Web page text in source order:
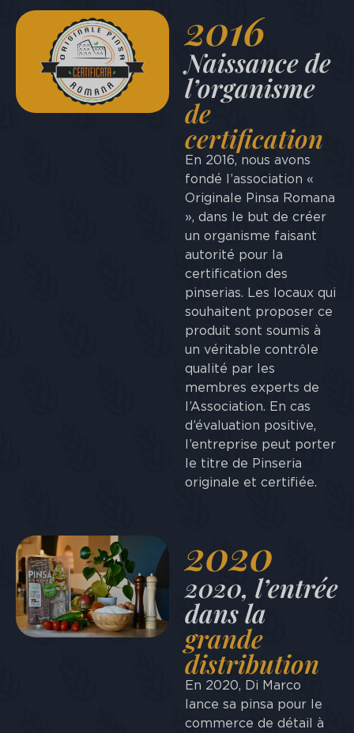
2016
Naissance de
l’organisme
de
certification
En 2016, nous avons
fondé l’association «
Originale Pinsa Romana
», dans le but de créer
un organisme faisant
autorité pour la
certification des
pinserias. Les locaux qui
souhaitent proposer ce
produit sont soumis à
un véritable contrôle
qualité par les
membres experts de
l’Association. En cas
d’évaluation positive,
l’entreprise peut porter
le titre de Pinseria
originale et certifiée.
2020
2020, l’entrée
dans la
grande
distribution
En 2020, Di Marco
lance sa pinsa pour le
commerce de détail à